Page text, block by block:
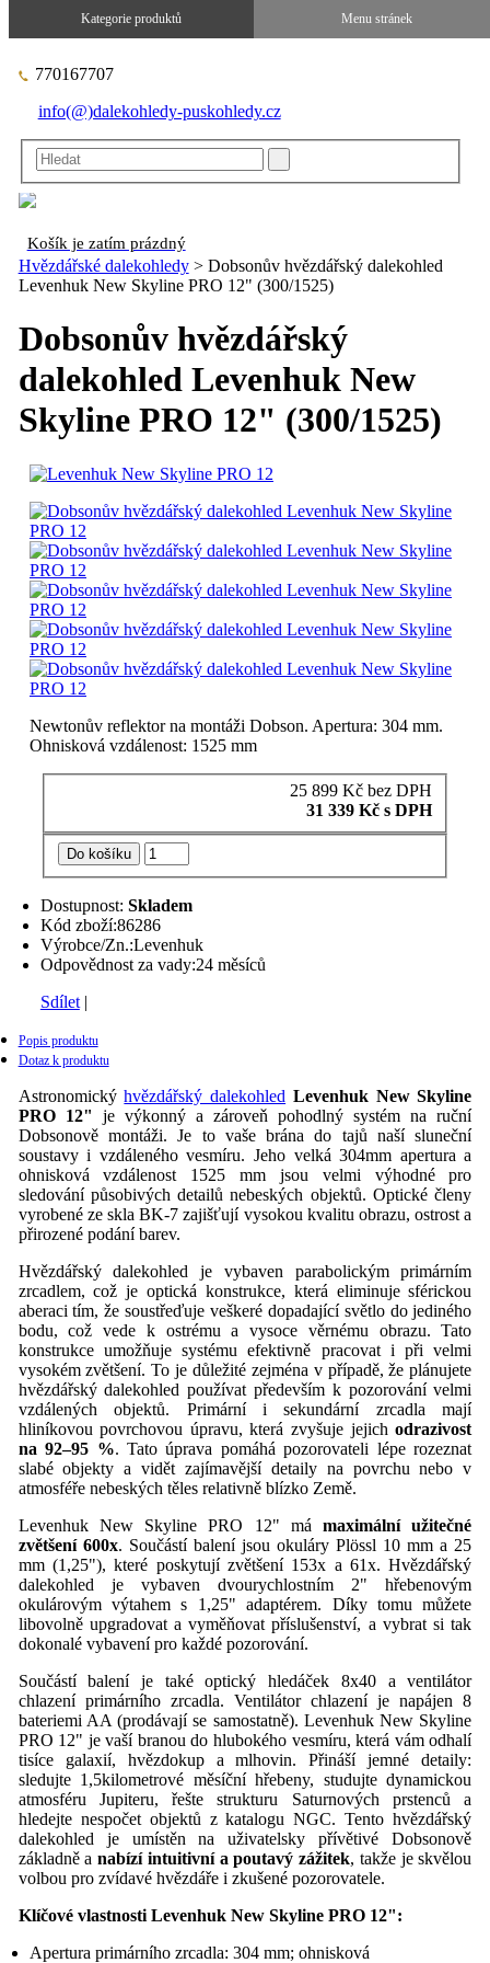
770167707
info(@)dalekohledy-puskohledy.cz
Košík je zatím prázdný
Hvězdářské dalekohledy > Dobsonův hvězdářský dalekohled
Levenhuk New Skyline PRO 12" (300/1525)
Dobsonův hvězdářský
dalekohled Levenhuk New
Skyline PRO 12" (300/1525)
Newtonův reflektor na montáži Dobson. Apertura: 304 mm.
Ohnisková vzdálenost: 1525 mm
25 899 Kč bez DPH
31 339 Kč s DPH
Do košíku
Dostupnost: Skladem
Kód zboží:86286
Výrobce/Zn.:Levenhuk
Odpovědnost za vady:24 měsíců
Sdílet |
Popis produktu
Dotaz k produktu
Astronomickýhvězdářský dalekohled Levenhuk New Skyline
PRO 12" je výkonný a zároveň pohodlný systém na ruční
Dobsonově montáži. Je to vaše brána do tajů naší sluneční
soustavy i vzdáleného vesmíru. Jeho velká 304mm apertura a
ohnisková vzdálenost 1525 mm jsou velmi výhodné pro
sledování působivých detailů nebeských objektů. Optické členy
vyrobené ze skla BK-7 zajišťují vysokou kvalitu obrazu, ostrost a
přirozené podání barev.
Hvězdářský dalekohled je vybaven parabolickým primárním
zrcadlem, což je optická konstrukce, která eliminuje sférickou
aberaci tím, že soustřeďuje veškeré dopadající světlo do jediného
bodu, což vede k ostrému a vysoce věrnému obrazu. Tato
konstrukce umožňuje systému efektivně pracovat i při velmi
vysokém zvětšení. To je důležité zejména v případě, že plánujete
hvězdářský dalekohled používat především k pozorování velmi
vzdálených objektů. Primární i sekundární zrcadla mají
hliníkovou povrchovou úpravu, která zvyšuje jejich odrazivost
na 92–95 %. Tato úprava pomáhá pozorovateli lépe rozeznat
slabé objekty a vidět zajímavější detaily na povrchu nebo v
atmosféře nebeských těles relativně blízko Země.
Levenhuk New Skyline PRO 12" mámaximální užitečné
zvětšení 600x. Součástí balení jsou okuláry Plössl 10 mm a 25
mm (1,25"), které poskytují zvětšení 153x a 61x. Hvězdářský
dalekohled je vybaven dvourychlostním 2" hřebenovým
okulárovým výtahem s 1,25" adaptérem. Díky tomu můžete
libovolně upgradovat a vyměňovat příslušenství, a vybrat si tak
dokonalé vybavení pro každé pozorování.
Součástí balení je také optický hledáček 8x40 a ventilátor
chlazení primárního zrcadla. Ventilátor chlazení je napájen 8
bateriemi AA (prodávají se samostatně). Levenhuk New Skyline
PRO 12" je vaší branou do hlubokého vesmíru, která vám odhalí
tisíce galaxií, hvězdokup a mlhovin. Přináší jemné detaily:
sledujte 1,5kilometrové měsíční hřebeny, studujte dynamickou
atmosféru Jupiteru, řešte strukturu Saturnových prstenců a
hledejte nespočet objektů z katalogu NGC. Tento hvězdářský
dalekohled je umístěn na uživatelsky přívětivé Dobsonově
základně anabízí intuitivní a poutavý zážitek, takže je skvělou
volbou pro zvídavé hvězdáře i zkušené pozorovatele.
Klíčové vlastnosti Levenhuk New Skyline PRO 12":
Apertura primárního zrcadla: 304 mm; ohnisková